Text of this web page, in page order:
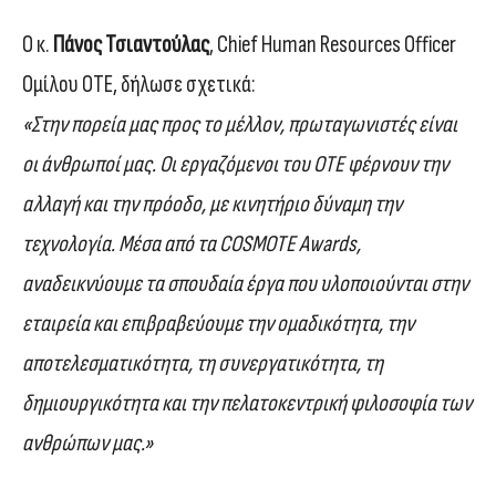
Ο κ. Πάνος Τσιαντούλας, Chief Human Resources Officer
Ομίλου ΟΤΕ, δήλωσε σχετικά:
«Στην πορεία μας προς το μέλλον, πρωταγωνιστές είναι
οι άνθρωποί μας. Οι εργαζόμενοι του ΟΤΕ φέρνουν την
αλλαγή και την πρόοδο, με κινητήριο δύναμη την
τεχνολογία. Μέσα από τα COSMOTE Awards,
αναδεικνύουμε τα σπουδαία έργα που υλοποιούνται στην
εταιρεία και επιβραβεύουμε την ομαδικότητα, την
αποτελεσματικότητα, τη συνεργατικότητα, τη
δημιουργικότητα και την πελατοκεντρική φιλοσοφία των
ανθρώπων μας.»